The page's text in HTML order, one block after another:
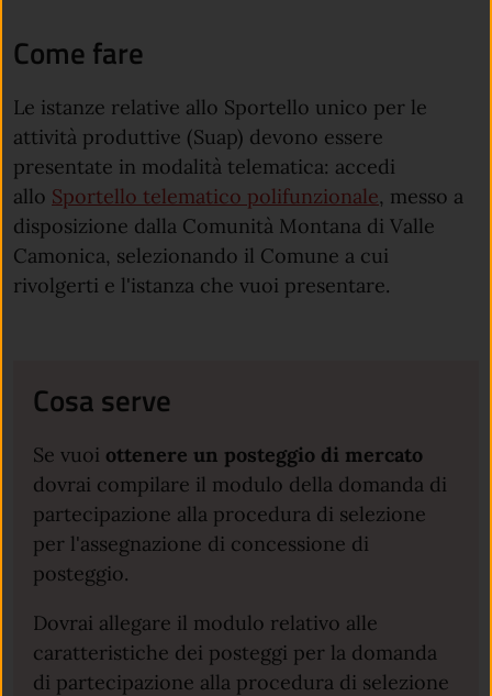
Come fare
Le istanze relative allo Sportello unico per le
attività produttive (Suap) devono essere
presentate in modalità telematica: accedi
allo Sportello telematico polifunzionale, messo a
disposizione dalla Comunità Montana di Valle
Camonica, selezionando il Comune a cui
rivolgerti e l'istanza che vuoi presentare.
Cosa serve
Se vuoi ottenere un posteggio di mercato
dovrai compilare il modulo della domanda di
partecipazione alla procedura di selezione
per l'assegnazione di concessione di
posteggio.
Dovrai allegare il modulo relativo alle
caratteristiche dei posteggi per la domanda
di partecipazione alla procedura di selezione